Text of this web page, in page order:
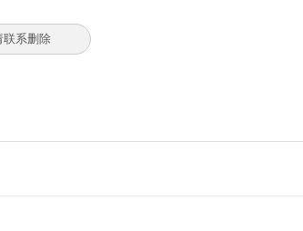
联系删除